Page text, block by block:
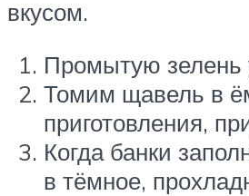
вкусом.
Промытую зелень
Томим щавель в
приготовления,
Когда банки
в тёмное,